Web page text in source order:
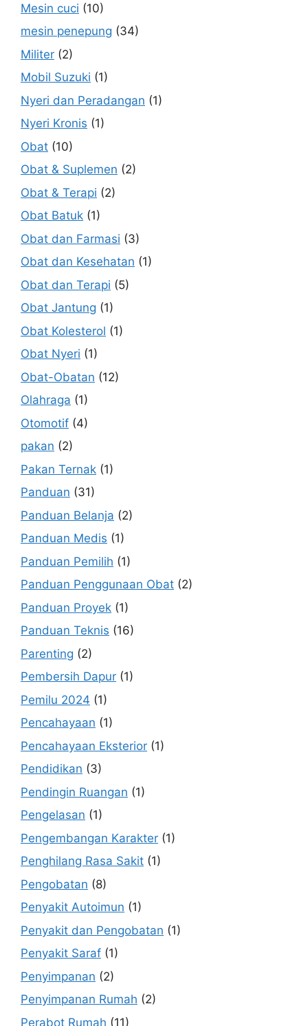
Mesin cuci (10)
mesin penepung (34)
Militer (2)
Mobil Suzuki (1)
Nyeri dan Peradangan (1)
Nyeri Kronis (1)
Obat (10)
Obat & Suplemen (2)
Obat & Terapi (2)
Obat Batuk (1)
Obat dan Farmasi (3)
Obat dan Kesehatan (1)
Obat dan Terapi (5)
Obat Jantung (1)
Obat Kolesterol (1)
Obat Nyeri (1)
Obat-Obatan (12)
Olahraga (1)
Otomotif (4)
pakan (2)
Pakan Ternak (1)
Panduan (31)
Panduan Belanja (2)
Panduan Medis (1)
Panduan Pemilih (1)
Panduan Penggunaan Obat (2)
Panduan Proyek (1)
Panduan Teknis (16)
Parenting (2)
Pembersih Dapur (1)
Pemilu 2024 (1)
Pencahayaan (1)
Pencahayaan Eksterior (1)
Pendidikan (3)
Pendingin Ruangan (1)
Pengelasan (1)
Pengembangan Karakter (1)
Penghilang Rasa Sakit (1)
Pengobatan (8)
Penyakit Autoimun (1)
Penyakit dan Pengobatan (1)
Penyakit Saraf (1)
Penyimpanan (2)
Penyimpanan Rumah (2)
Perabot Rumah (11)